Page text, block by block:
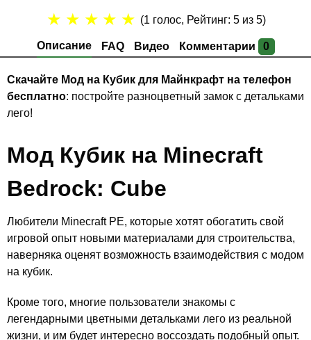
Описание FAQ Видео Комментарии 0
★ ★ ★ ★ ★ (1 голос, Рейтинг:5 из 5)
Скачайте Мод на Кубик для Майнкрафт на телефон
бесплатно: постройте разноцветный замок с детальками
лего!
Мод Кубик на Minecraft
Bedrock: Cube
Любители Minecraft PE, которые хотят обогатить свой
игровой опыт новыми материалами для строительства,
наверняка оценят возможность взаимодействия с модом
на кубик.
Кроме того, многие пользователи знакомы с
легендарными цветными детальками лего из реальной
жизни, и им будет интересно воссоздать подобный опыт.